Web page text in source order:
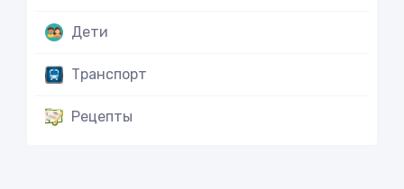
Дети
Транспорт
Рецепты